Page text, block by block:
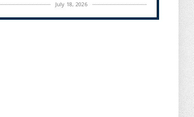
July 18, 2026
ECONOMIE